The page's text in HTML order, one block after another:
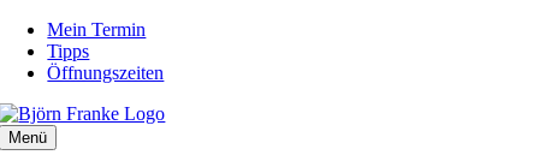
Zum
Inhalt
springen
Mein Termin
Tipps
Öffnungszeiten
Menü